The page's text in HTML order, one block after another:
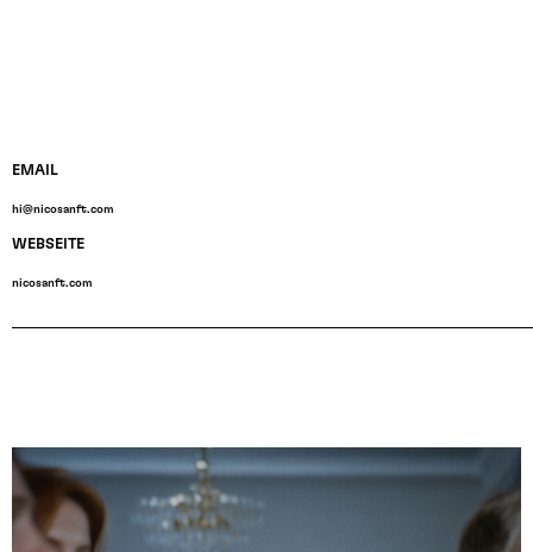
EMAIL
hi@nicosanft.com
WEBSEITE
nicosanft.com